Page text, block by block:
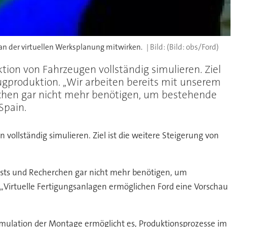
der virtuellen Werksplanung mitwirken. (Bild: obs/Ford)
von Fahrzeugen vollständig simulieren. Ziel
,,Wir arbeiten bereits mit unserem
gar nicht mehr benötigen, um bestehende
simulieren. Ziel ist die weitere Steigerung von
und Recherchen gar nicht mehr benötigen, um
Fertigungsanlagen ermöglichen Ford eine Vorschau
der Montage ermöglicht es, Produktionsprozesse im